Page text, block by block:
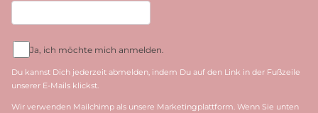
Ja, ich möchte mich anmelden.
Du kannst Dich jederzeit abmelden, indem Du auf den Link in der Fußzeile
unserer E-Mails klickst.
Wir verwenden Mailchimp als unsere Marketingplattform. Wenn Sie unten